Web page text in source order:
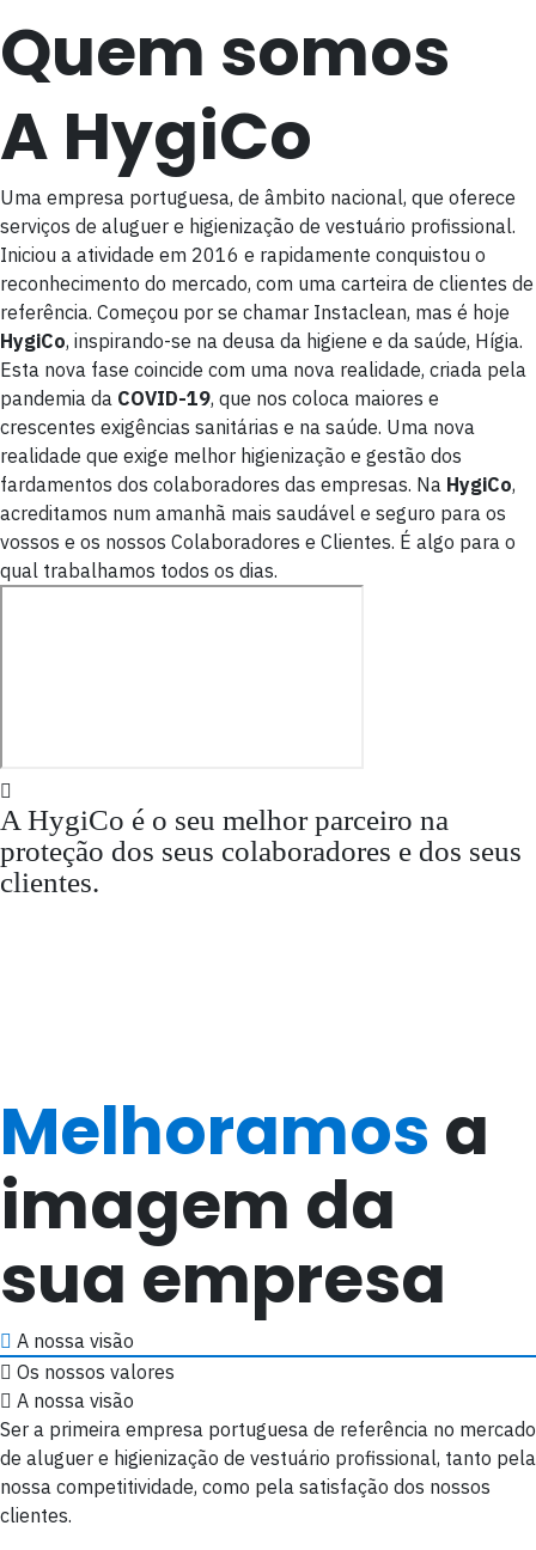
Quem somos
A HygiCo
Uma empresa portuguesa, de âmbito nacional, que oferece
serviços de aluguer e higienização de vestuário profissional.
Iniciou a atividade em 2016 e rapidamente conquistou o
reconhecimento do mercado, com uma carteira de clientes de
referência. Começou por se chamar Instaclean, mas é hoje
HygiCo, inspirando-se na deusa da higiene e da saúde, Hígia.
Esta nova fase coincide com uma nova realidade, criada pela
pandemia da COVID-19, que nos coloca maiores e
crescentes exigências sanitárias e na saúde. Uma nova
realidade que exige melhor higienização e gestão dos
fardamentos dos colaboradores das empresas. Na HygiCo,
acreditamos num amanhã mais saudável e seguro para os
vossos e os nossos Colaboradores e Clientes. É algo para o
qual trabalhamos todos os dias.
A HygiCo é o seu melhor parceiro na
proteção dos seus colaboradores e dos seus
clientes.
Melhoramos a
imagem da
sua empresa
A nossa visão
Os nossos valores
A nossa visão
Ser a primeira empresa portuguesa de referência no mercado
de aluguer e higienização de vestuário profissional, tanto pela
nossa competitividade, como pela satisfação dos nossos
clientes.